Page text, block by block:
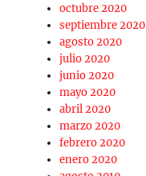
octubre 2020
septiembre 2020
agosto 2020
julio 2020
junio 2020
mayo 2020
abril 2020
marzo 2020
febrero 2020
enero 2020